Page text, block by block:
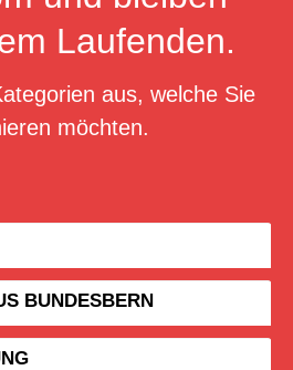
Laufenden.
aus, welche Sie
möchten.
BUNDESBERN